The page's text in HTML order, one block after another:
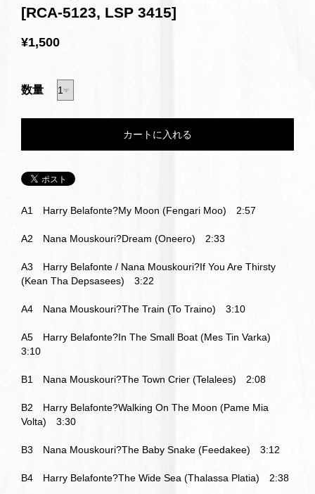
[RCA-5123, LSP 3415]
¥1,500
数量
A1 Harry Belafonte?My Moon (Fengari Moo) 2:57
A2 Nana Mouskouri?Dream (Oneero) 2:33
A3 Harry Belafonte / Nana Mouskouri?If You Are Thirsty
(Kean Tha Depsasees) 3:22
A4 Nana Mouskouri?The Train (To Traino) 3:10
A5 Harry Belafonte?In The Small Boat (Mes Tin Varka)
3:10
B1 Nana Mouskouri?The Town Crier (Telalees) 2:08
B2 Harry Belafonte?Walking On The Moon (Pame Mia
Volta) 3:30
B3 Nana Mouskouri?The Baby Snake (Feedakee) 3:12
B4 Harry Belafonte?The Wide Sea (Thalassa Platia) 2:38